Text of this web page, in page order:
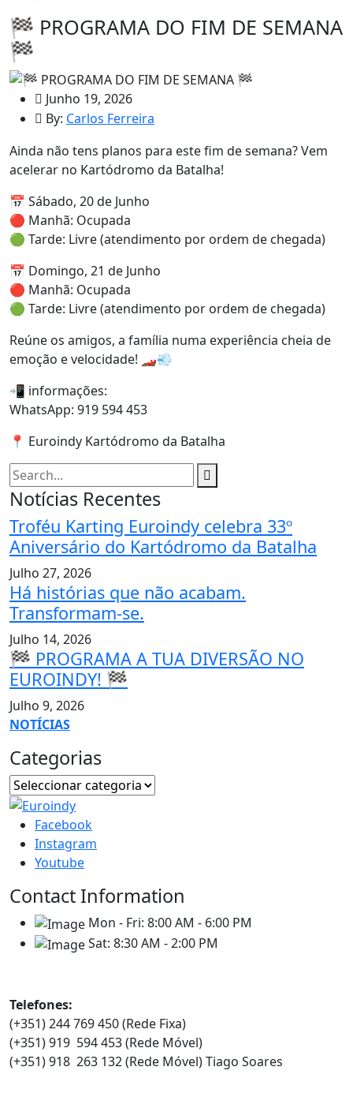
🏁 PROGRAMA DO FIM DE SEMANA
🏁
Junho 19, 2026
By: Carlos Ferreira
Ainda não tens planos para este fim de semana? Vem
acelerar no Kartódromo da Batalha!
📅 Sábado, 20 de Junho
🔴 Manhã: Ocupada
🟢 Tarde: Livre (atendimento por ordem de chegada)
📅 Domingo, 21 de Junho
🔴 Manhã: Ocupada
🟢 Tarde: Livre (atendimento por ordem de chegada)
Reúne os amigos, a família numa experiência cheia de
emoção e velocidade! 🏎️💨
📲 informações:
WhatsApp: 919 594 453
📍 Euroindy Kartódromo da Batalha
Notícias Recentes
Troféu Karting Euroindy celebra 33º
Aniversário do Kartódromo da Batalha
Julho 27, 2026
Há histórias que não acabam.
Transformam-se.
Julho 14, 2026
🏁 PROGRAMA A TUA DIVERSÃO NO
EUROINDY! 🏁
Julho 9, 2026
NOTÍCIAS
Categorias
Facebook
Instagram
Youtube
Contact Information
Mon - Fri: 8:00 AM - 6:00 PM
Sat: 8:30 AM - 2:00 PM
Telefones:
(+351) 244 769 450 (Rede Fixa)
(+351) 919 594 453 (Rede Móvel)
(+351) 918 263 132 (Rede Móvel) Tiago Soares